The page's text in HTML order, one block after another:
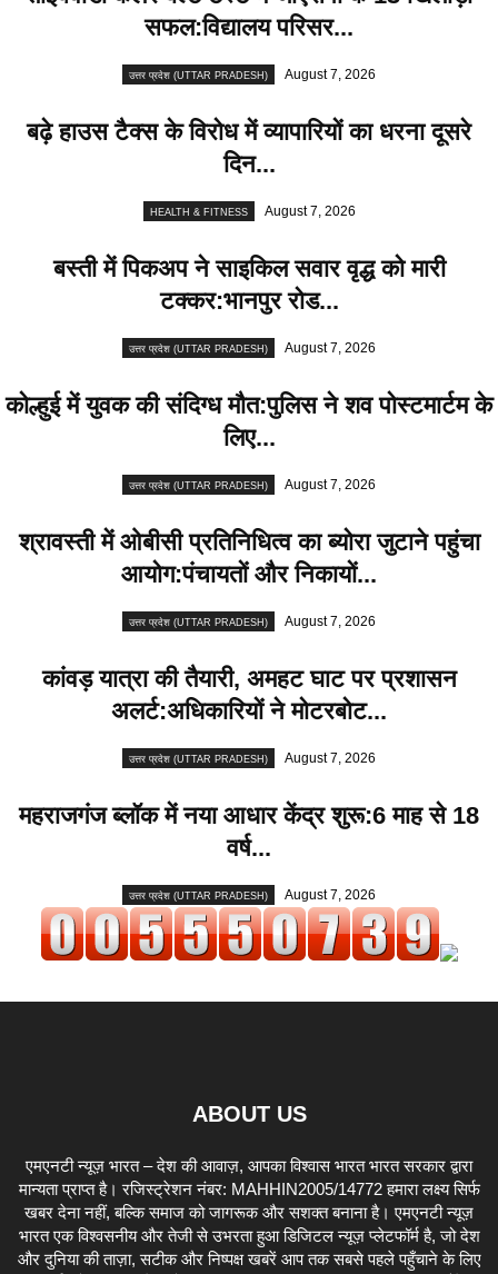
सफल:विद्यालय परिसर...
उत्तर प्रदेश (UTTAR PRADESH) August 7, 2026
बढ़े हाउस टैक्स के विरोध में व्यापारियों का धरना दूसरे
दिन...
HEALTH & FITNESS August 7, 2026
बस्ती में पिकअप ने साइकिल सवार वृद्ध को मारी
टक्कर:भानपुर रोड...
उत्तर प्रदेश (UTTAR PRADESH) August 7, 2026
कोल्हुई में युवक की संदिग्ध मौत:पुलिस ने शव पोस्टमार्टम के
लिए...
उत्तर प्रदेश (UTTAR PRADESH) August 7, 2026
श्रावस्ती में ओबीसी प्रतिनिधित्व का ब्योरा जुटाने पहुंचा
आयोग:पंचायतों और निकायों...
उत्तर प्रदेश (UTTAR PRADESH) August 7, 2026
कांवड़ यात्रा की तैयारी, अमहट घाट पर प्रशासन
अलर्ट:अधिकारियों ने मोटरबोट...
उत्तर प्रदेश (UTTAR PRADESH) August 7, 2026
महराजगंज ब्लॉक में नया आधार केंद्र शुरू:6 माह से 18
वर्ष...
उत्तर प्रदेश (UTTAR PRADESH) August 7, 2026
ABOUT US
एमएनटी न्यूज़ भारत – देश की आवाज़, आपका विश्वास भारत भारत सरकार द्वारा
मान्यता प्राप्त है। रजिस्ट्रेशन नंबर: MAHHIN2005/14772 हमारा लक्ष्य सिर्फ
खबर देना नहीं, बल्कि समाज को जागरूक और सशक्त बनाना है। एमएनटी न्यूज़
भारत एक विश्वसनीय और तेजी से उभरता हुआ डिजिटल न्यूज़ प्लेटफॉर्म है, जो देश
और दुनिया की ताज़ा, सटीक और निष्पक्ष खबरें आप तक सबसे पहले पहुँचाने के लिए